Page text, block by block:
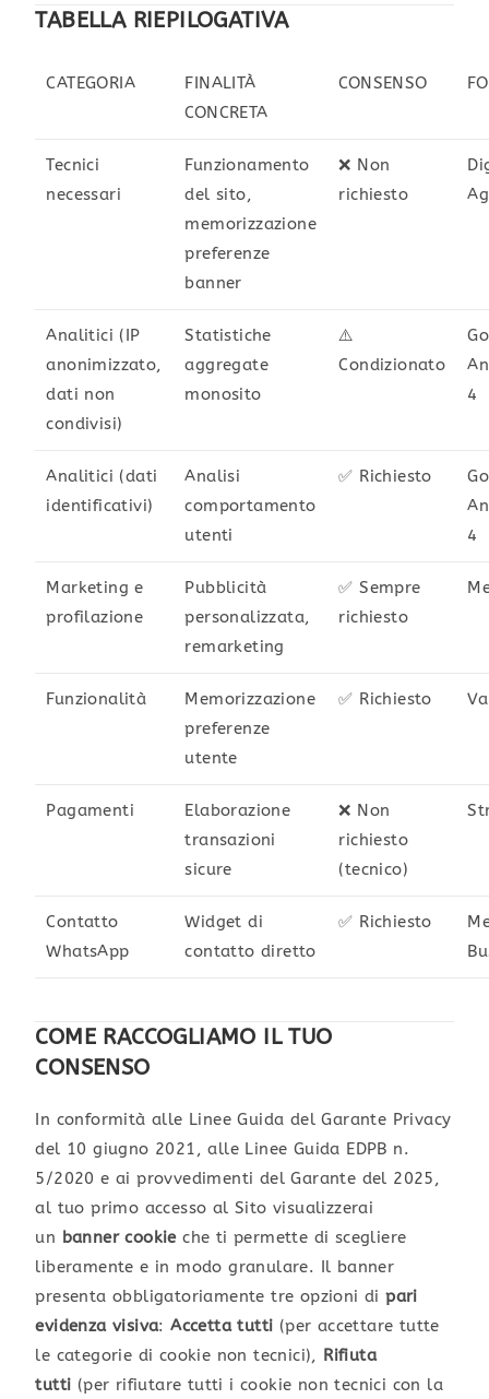
TABELLA RIEPILOGATIVA
CATEGORIA
FINALITÀ
CONCRETA
CONSENSO
Tecnici
necessari
Funzionamento
del sito,
memorizzazione
preferenze
banner
❌ Non
richiesto
Analitici (IP
anonimizzato,
dati non
condivisi)
Statistiche
aggregate
monosito
⚠️
Condizionato
4
Analitici (dati
identificativi)
Analisi
comportamento
utenti
✅ Richiesto
4
Marketing e
profilazione
Pubblicità
personalizzata,
remarketing
✅ Sempre
richiesto
Funzionalità
Memorizzazione
preferenze
utente
✅ Richiesto
Pagamenti
Elaborazione
transazioni
sicure
❌ Non
richiesto
(tecnico)
Contatto
WhatsApp
Widget di
contatto diretto
✅ Richiesto
COME RACCOGLIAMO IL TUO
CONSENSO
In conformità alle Linee Guida del Garante Privacy
del 10 giugno 2021, alle Linee Guida EDPB n.
5/2020 e ai provvedimenti del Garante del 2025,
al tuo primo accesso al Sito visualizzerai
un banner cookieche ti permette di scegliere
liberamente e in modo granulare. Il banner
presenta obbligatoriamente tre opzioni dipari
evidenza visiva:Accetta tutti (per accettare tutte
le categorie di cookie non tecnici), Rifiuta
tutti (per rifiutare tutti i cookie non tecnici con la